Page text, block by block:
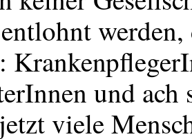
entlohnt
und
viele